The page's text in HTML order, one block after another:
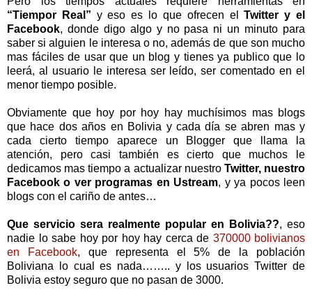
“Tiempor Real” y eso es lo que ofrecen el
Twitter y el
Facebook, donde digo algo y no pasa ni un minuto para
saber si alguien le interesa o no, además de que son mucho
mas fáciles de usar que un blog y tienes ya publico que lo
leerá, al usuario le interesa ser leído, ser comentado en el
menor tiempo posible.
Obviamente que hoy por hoy hay muchísimos mas blogs
que hace dos años en Bolivia y cada día se abren mas y
cada cierto tiempo aparece un Blogger que llama la
atención, pero casi también es cierto que muchos le
dedicamos mas tiempo a actualizar nuestro Twitter, nuestro
Facebook o ver programas en Ustream, y ya pocos leen
blogs con el cariño de antes…
Que servicio sera realmente popular en Bolivia??, eso
nadie lo sabe hoy por hoy hay cerca de 370000 bolivianos
en Facebook, que representa el 5% de la población
Boliviana lo cual es nada…….. y los usuarios Twitter de
Bolivia estoy seguro que no pasan de 3000.